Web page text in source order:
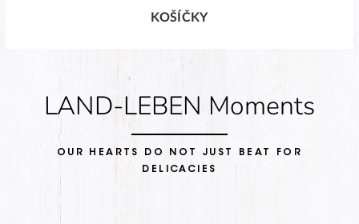
KOŠÍČKY
LAND-LEBEN Moments
OUR HEARTS DO NOT JUST BEAT FOR
DELICACIES